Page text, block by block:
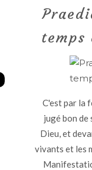
temps
C'est par la
jugé bon
Dieu, et
vivants et les